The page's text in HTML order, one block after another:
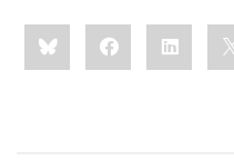
Share
this:BlueskyFacebookLinkedIn